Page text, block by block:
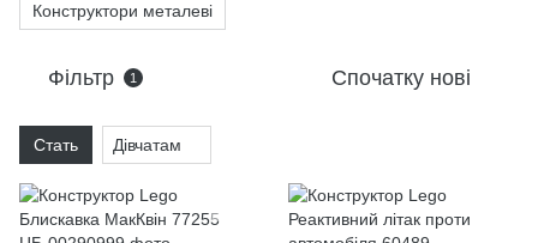
Конструктори металеві
Фільтр 1 Спочатку нові
Стать Дівчатам